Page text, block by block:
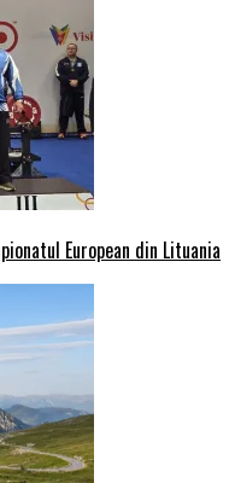
European din Lituania